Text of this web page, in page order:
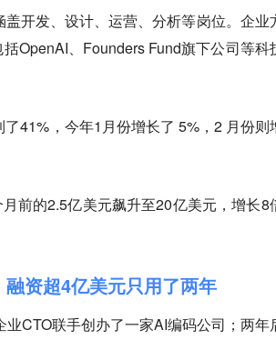
开发、设计、运营、分析等岗位。企业
OpenAI、Founders Fund旗下公司等科
41%，今年1月份增长了 5%，2 月份则
前的2.5亿美元飙升至20亿美元，增长8
资超4亿美元只用了两年
CTO联手创办了一家AI编码公司；两年